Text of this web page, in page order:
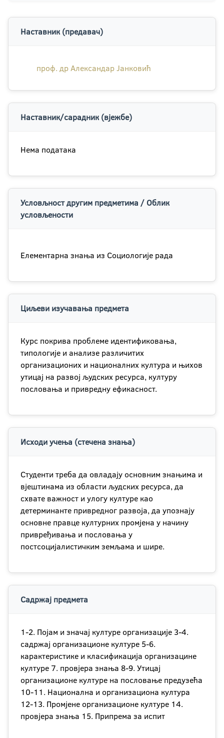
Наставник (предавач)
проф. др Александар Јанковић
Наставник/сарадник (вјежбе)
Нема података
Условљност другим предметима / Облик
условљености
Елементарна знања из Социологије рада
Циљеви изучавања предмета
Курс покрива проблеме идентификовања,
типологије и анализе различитих
организационих и националних култура и њихов
утицај на развој људских ресурса, културу
пословања и привредну ефикасност.
Исходи учења (стечена знања)
Студенти треба да овладају основним знањима и
вјештинама из области људских ресурса, да
схвате важност и улогу културе као
детерминанте привредног развоја, да упознају
основне правце културних промјена у начину
привређивања и пословања у
постсоцијалистичким земљама и шире.
Садржај предмета
1-2. Појам и значај културе организације 3-4.
садржај организационе културе 5-6.
карактеристике и класификација организацине
културе 7. провјера знања 8-9. Утицај
организационе културе на пословање предузећа
10-11. Национална и организациона култура
12-13. Промјене организационе културе 14.
провјера знања 15. Припрема за испит